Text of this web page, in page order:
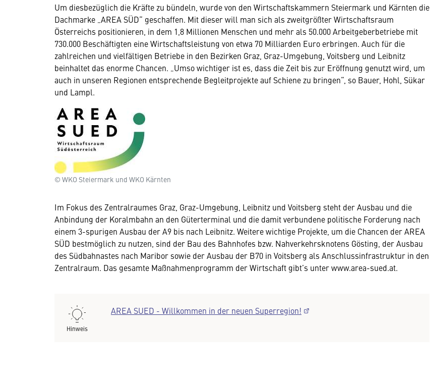
Um diesbezüglich die Kräfte zu bündeln, wurde von den Wirtschaftskammern Steiermark und Kärnten die
Dachmarke „AREA SÜD“ geschaffen. Mit dieser will man sich als zweitgrößter Wirtschaftsraum
Österreichs positionieren, in dem 1,8 Millionen Menschen und mehr als 50.000 Arbeitgeberbetriebe mit
730.000 Beschäftigten eine Wirtschaftsleistung von etwa 70 Milliarden Euro erbringen. Auch für die
zahlreichen und vielfältigen Betriebe in den Bezirken Graz, Graz-Umgebung, Voitsberg und Leibnitz
beinhaltet das enorme Chancen. „Umso wichtiger ist es, dass die Zeit bis zur Eröffnung genutzt wird, um
auch in unseren Regionen entsprechende Begleitprojekte auf Schiene zu bringen“, so Bauer, Hohl, Sükar
und Lampl.
© WKO Steiermark und WKO Kärnten
Im Fokus des Zentralraumes Graz, Graz-Umgebung, Leibnitz und Voitsberg steht der Ausbau und die
Anbindung der Koralmbahn an den Güterterminal und die damit verbundene politische Forderung nach
einem 3-spurigen Ausbau der A9 bis nach Leibnitz. Weitere wichtige Projekte, um die Chancen der AREA
SÜD bestmöglich zu nutzen, sind der Bau des Bahnhofes bzw. Nahverkehrsknotens Gösting, der Ausbau
des Südbahnastes nach Maribor sowie der Ausbau der B70 in Voitsberg als Anschlussinfrastruktur in den
Zentralraum. Das gesamte Maßnahmenprogramm der Wirtschaft gibt’s unter www.area-sued.at.
Hinweis
AREA SUED - Willkommen in der neuen Superregion!